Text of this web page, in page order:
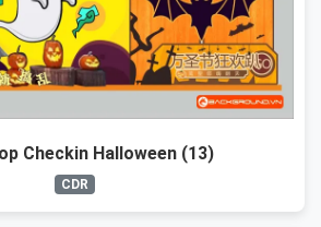
Checkin Halloween (13)
CDR